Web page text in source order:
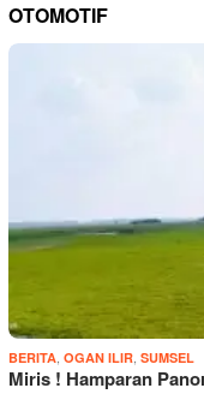
OTOMOTIF
BERITA, OGAN ILIR, SUMSEL
Miris ! Hamparan